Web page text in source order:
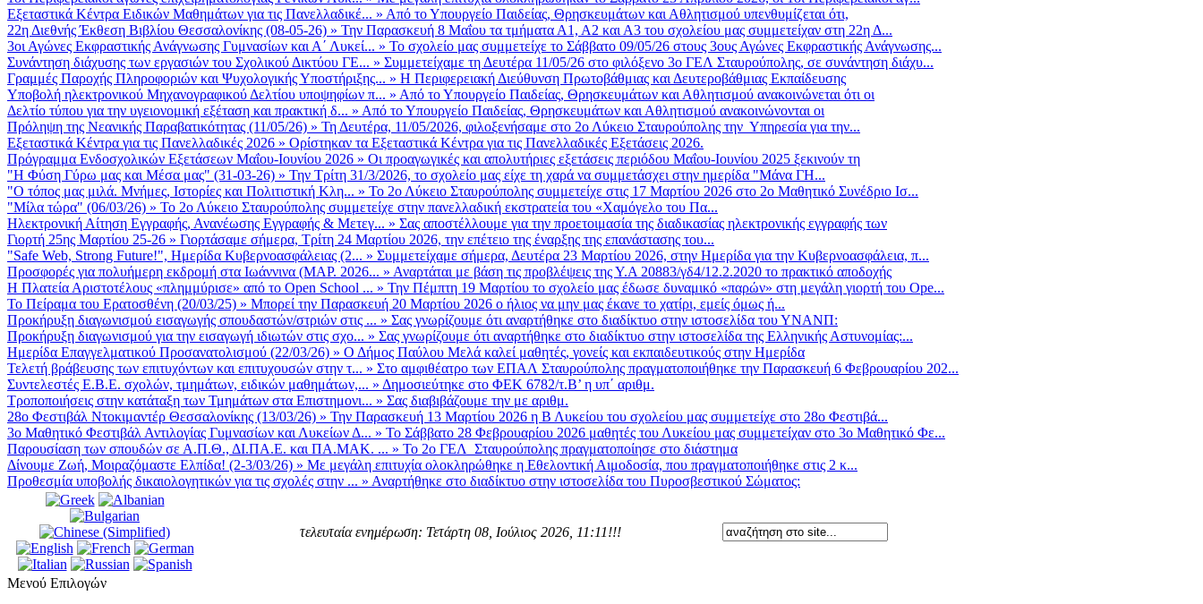
Εξεταστικά Κέντρα Ειδικών Μαθημάτων για τις Πανελλαδικέ... » Από το Υπουργείο Παιδείας, Θρησκευμάτων και Αθλητισμού υπενθυμίζεται ότι,
22η Διεθνής Έκθεση Βιβλίου Θεσσαλονίκης (08-05-26) » Την Παρασκευή 8 Μαΐου τα τμήματα Α1, Α2 και Α3 του σχολείου μας συμμετείχαν στη 22η Δ...
3οι Αγώνες Εκφραστικής Ανάγνωσης Γυμνασίων και Α΄ Λυκεί... » Το σχολείο μας συμμετείχε το Σάββατο 09/05/26 στους 3ους Αγώνες Εκφραστικής Ανάγνωσης...
Συνάντηση διάχυσης των εργασιών του Σχολικού Δικτύου ΓΕ... » Συμμετείχαμε τη Δευτέρα 11/05/26 στο φιλόξενο 3ο ΓΕΛ Σταυρούπολης, σε συνάντηση διάχυ...
Γραμμές Παροχής Πληροφοριών και Ψυχολογικής Υποστήριξης... » Η Περιφερειακή Διεύθυνση Πρωτοβάθμιας και Δευτεροβάθμιας Εκπαίδευσης
Υποβολή ηλεκτρονικού Μηχανογραφικού Δελτίου υποψηφίων π... » Από το Υπουργείο Παιδείας, Θρησκευμάτων και Αθλητισμού ανακοινώνεται ότι οι
Δελτίο τύπου για την υγειονομική εξέταση και πρακτική δ... » Από το Υπουργείο Παιδείας, Θρησκευμάτων και Αθλητισμού ανακοινώνονται οι
Πρόληψη της Νεανικής Παραβατικότητας (11/05/26) » Τη Δευτέρα, 11/05/2026, φιλοξενήσαμε στο 2ο Λύκειο Σταυρούπολης την Υπηρεσία για την...
Εξεταστικά Κέντρα για τις Πανελλαδικές 2026 » Ορίστηκαν τα Εξεταστικά Κέντρα για τις Πανελλαδικές Εξετάσεις 2026.
Πρόγραμμα Ενδοσχολικών Εξετάσεων Μαΐου-Ιουνίου 2026 » Οι προαγωγικές και απολυτήριες εξετάσεις περιόδου Μαΐου-Ιουνίου 2025 ξεκινούν τη
"Η Φύση Γύρω μας και Μέσα μας" (31-03-26) » Την Τρίτη 31/3/2026, το σχολείο μας είχε τη χαρά να συμμετάσχει στην ημερίδα "Μάνα ΓΗ...
"Ο τόπος μας μιλά. Μνήμες, Ιστορίες και Πολιτιστική Κλη... » Το 2ο Λύκειο Σταυρούπολης συμμετείχε στις 17 Μαρτίου 2026 στο 2ο Μαθητικό Συνέδριο Ισ...
"Μίλα τώρα" (06/03/26) » Το 2ο Λύκειο Σταυρούπολης συμμετείχε στην πανελλαδική εκστρατεία του «Χαμόγελο του Πα...
Ηλεκτρονική Αίτηση Εγγραφής, Ανανέωσης Εγγραφής & Μετεγ... » Σας αποστέλλουμε για την προετοιμασία της διαδικασίας ηλεκτρονικής εγγραφής των
Γιορτή 25ης Μαρτίου 25-26 » Γιορτάσαμε σήμερα, Τρίτη 24 Μαρτίου 2026, την επέτειο της έναρξης της επανάστασης του...
"Safe Web, Strong Future!", Ημερίδα Κυβερνοασφάλειας (2... » Συμμετείχαμε σήμερα, Δευτέρα 23 Μαρτίου 2026, στην Ημερίδα για την Κυβερνοασφάλεια, π...
Προσφορές για πολυήμερη εκδρομή στα Ιωάννινα (ΜΑΡ. 2026... » Αναρτάται με βάση τις προβλέψεις της Υ.Α 20883/γδ4/12.2.2020 το πρακτικό αποδοχής
Η Πλατεία Αριστοτέλους «πλημμύρισε» από το Open School ... » Την Πέμπτη 19 Μαρτίου το σχολείο μας έδωσε δυναμικό «παρών» στη μεγάλη γιορτή του Ope...
Το Πείραμα του Ερατοσθένη (20/03/25) » Μπορεί την Παρασκευή 20 Μαρτίου 2026 ο ήλιος να μην μας έκανε το χατίρι, εμείς όμως ή...
Προκήρυξη διαγωνισμού εισαγωγής σπουδαστών/στριών στις ... » Σας γνωρίζουμε ότι αναρτήθηκε στο διαδίκτυο στην ιστοσελίδα του ΥΝΑΝΠ:
Προκήρυξη διαγωνισμού για την εισαγωγή ιδιωτών στις σχο... » Σας γνωρίζουμε ότι αναρτήθηκε στο διαδίκτυο στην ιστοσελίδα της Ελληνικής Αστυνομίας:...
Ημερίδα Επαγγελματικού Προσανατολισμού (22/03/26) » Ο Δήμος Παύλου Μελά καλεί μαθητές, γονείς και εκπαιδευτικούς στην Ημερίδα
Τελετή βράβευσης των επιτυχόντων και επιτυχουσών στην τ... » Στο αμφιθέατρο των ΕΠΑΛ Σταυρούπολης πραγματοποιήθηκε την Παρασκευή 6 Φεβρουαρίου 202...
Συντελεστές Ε.Β.Ε. σχολών, τμημάτων, ειδικών μαθημάτων,... » Δημοσιεύτηκε στο ΦΕΚ 6782/τ.Β’ η υπ΄ αριθμ.
Τροποποιήσεις στην κατάταξη των Τμημάτων στα Επιστημονι... » Σας διαβιβάζουμε την με αριθμ.
28ο Φεστιβάλ Ντοκιμαντέρ Θεσσαλονίκης (13/03/26) » Την Παρασκευή 13 Μαρτίου 2026 η Β Λυκείου του σχολείου μας συμμετείχε στο 28ο Φεστιβά...
3ο Μαθητικό Φεστιβάλ Αντιλογίας Γυμνασίων και Λυκείων Δ... » Το Σάββατο 28 Φεβρουαρίου 2026 μαθητές του Λυκείου μας συμμετείχαν στο 3ο Μαθητικό Φε...
Παρουσίαση των σπουδών σε Α.Π.Θ., ΔΙ.ΠΑ.Ε. και ΠΑ.ΜΑΚ. ... » Το 2ο ΓΕΛ Σταυρούπολης πραγματοποίησε στο διάστημα
Δίνουμε Ζωή, Μοιραζόμαστε Ελπίδα! (2-3/03/26) » Με μεγάλη επιτυχία ολοκληρώθηκε η Εθελοντική Αιμοδοσία, που πραγματοποιήθηκε στις 2 κ...
Προθεσμία υποβολής δικαιολογητικών για τις σχολές στην ... » Αναρτήθηκε στο διαδίκτυο στην ιστοσελίδα του Πυροσβεστικού Σώματος:
τελευταία ενημέρωση: Τετάρτη 08, Ιούλιος 2026, 11:11!!!
Μενού Επιλογών